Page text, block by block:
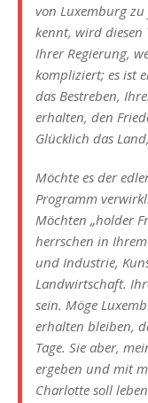
von Luxemburg
kennt, wird diesen
Ihrer Regierung,
kompliziert; es ist
das Bestreben,
erhalten, den
Glücklich das
Möchte es der
Programm
Möchten „holder
herrschen in
und Industrie,
Landwirtschaft.
sein. Möge
erhalten bleiben,
Tage. Sie aber,
ergeben und mit
Charlotte soll